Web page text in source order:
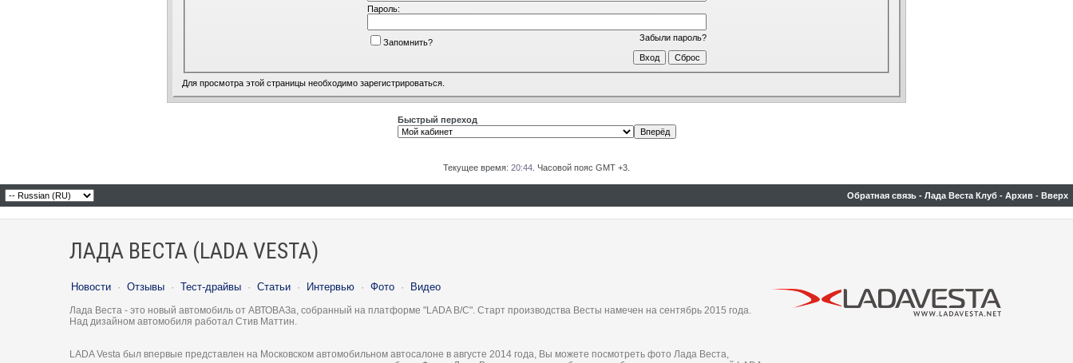
Пароль:
Забыли пароль?
Запомнить?
Для просмотра этой страницы необходимо зарегистрироваться
Быстрый переход
Текущее время: 20:44 . Часовой пояс GMT +3.
Обратная связь - Лада Веста Клуб - Архив - Вверх
ЛАДА ВЕСТА (LADA VESTA)
Новости · Отзывы · Тест-драйвы · Статьи · Интервью · Фото · Видео
Лада Веста - это новый автомобиль от АВТОВАЗа, собранный на платформе "LADA B/C". Старт производства Весты намечен на сентябрь 2015 года.
Над дизайном автомобиля работал Стив Маттин.
LADA Vesta был впервые представлен на Московском автомобильном автосалоне в августе 2014 года, Вы можете посмотреть фото Лада Веста,